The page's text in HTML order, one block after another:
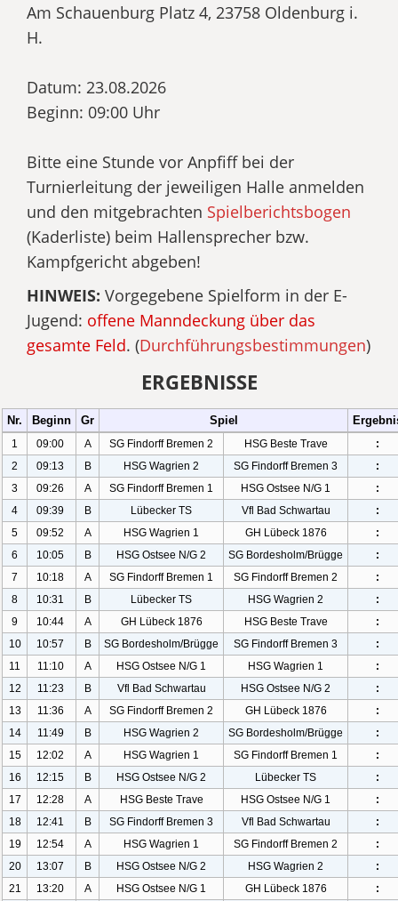
Am Schauenburg Platz 4, 23758 Oldenburg i.
H.
Datum: 23.08.2026
Beginn: 09:00 Uhr
Bitte eine Stunde vor Anpfiff bei der
Turnierleitung der jeweiligen Halle anmelden
und den mitgebrachten Spielberichtsbogen
(Kaderliste) beim Hallensprecher bzw.
Kampfgericht abgeben!
HINWEIS: Vorgegebene Spielform in der E-
Jugend: offene Manndeckung über das
gesamte Feld. (Durchführungsbestimmungen)
ERGEBNISSE